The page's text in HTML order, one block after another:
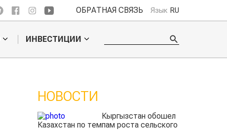
ОБРАТНАЯ СВЯЗЬ Язык RU
ИНВЕСТИЦИИ
НОВОСТИ
Ученые нашли
способ повысить